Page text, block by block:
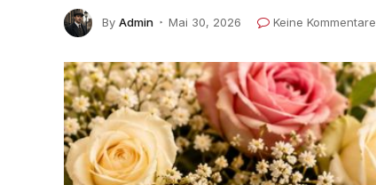
By Admin Mai 30, 2026 Keine Kommentare